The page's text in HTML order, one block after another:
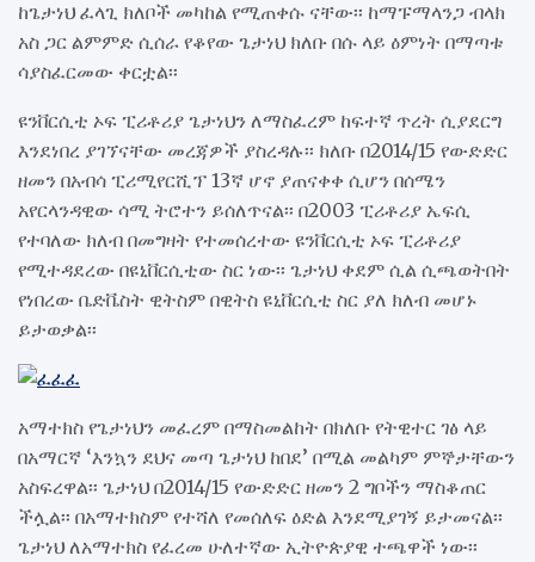
ከጌታነህ ፈላጊ ክለቦች መካከል የሚጠቀሱ ናቸው፡፡ ከማፑማላንጋ ብላክ
አስ ጋር ልምምድ ሲሰራ የቆየው ጌታነህ ክለቡ በሱ ላይ ዕምነት በማጣቱ
ሳያስፈርመው ቀርቷል፡፡
ዩንቨርሲቲ ኦፍ ፒሪቶሪያ ጌታነህን ለማስፈረም ከፍተኛ ጥረት ሲያደርግ
እንደነበረ ያገኘናቸው መረጃዎች ያስረዳሉ፡፡ ክለቡ በ2014/15 የውድድር
ዘመን በአብሳ ፒሪሚየርሺፕ 13ኛ ሆኖ ያጠናቀቀ ሲሆን በሰሜን
አየርላንዳዊው ሳሚ ትሮተን ይሰለጥናል፡፡ በ2003 ፒሪቶሪያ ኤፍሲ
የተባለው ክለብ በመግዛት የተመሰረተው ዩንቨርሲቲ ኦፍ ፒሪቶሪያ
የሚተዳደረው በዩኒቨርሲቲው ስር ነው፡፡ ጌታነህ ቀደም ሲል ሲጫወትበት
የነበረው ቤድቬስት ዊትስም በዊትስ ዩኒቨርሲቲ ስር ያለ ክለብ መሆኑ
ይታወቃል፡፡
አማተክስ የጌታነህን መፈረም በማስመልከት በክለቡ የትዊተር ገፅ ላይ
በአማርኛ ‘እንኳን ደህና መጣ ጌታነህ ከበደ’ በሚል መልካም ምኞታቸውን
አስፍረዋል፡፡ ጌታነህ በ2014/15 የውድድር ዘመን 2 ግቦችን ማስቆጠር
ችሏል፡፡ በአማተክስም የተሻለ የመሰለፍ ዕድል እንደሚያገኝ ይታመናል፡፡
ጌታነህ ለአማተክስ የፈረመ ሁለተኛው ኢትዮጵያዊ ተጫዋች ነው፡፡